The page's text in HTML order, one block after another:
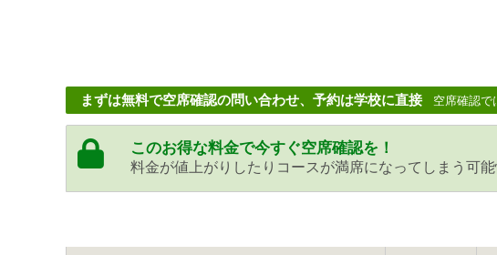
まずは無料で空席確認の問い合わせ、予約は学校に直接 空席確認で
このお得な料金で今すぐ空席確認を！
料金が値上がりしたりコースが満席になってしまう可能